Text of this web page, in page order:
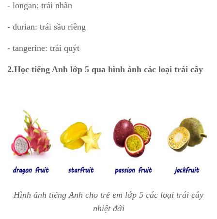
- longan: trái nhãn
- durian: trái sầu riêng
- tangerine: trái quýt
2.Học tiếng Anh lớp 5 qua hình ảnh các loại trái cây
Hình ảnh tiếng Anh cho trẻ em lớp 5 các loại trái cây
nhiệt đới